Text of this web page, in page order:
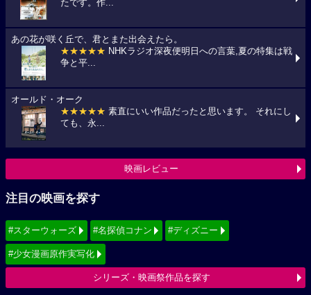
たです。作...
あの花が咲く丘で、君とまた出会えたら。
★★★★★ NHKラジオ深夜便明日への言葉,夏の特集は戦
争と平...
オールド・オーク
★★★★★ 素直にいい作品だったと思います。 それにし
ても、永...
映画レビュー
注目の映画を探す
#スターウォーズ #名探偵コナン #ディズニー
#少女漫画原作実写化
シリーズ・映画祭作品を探す